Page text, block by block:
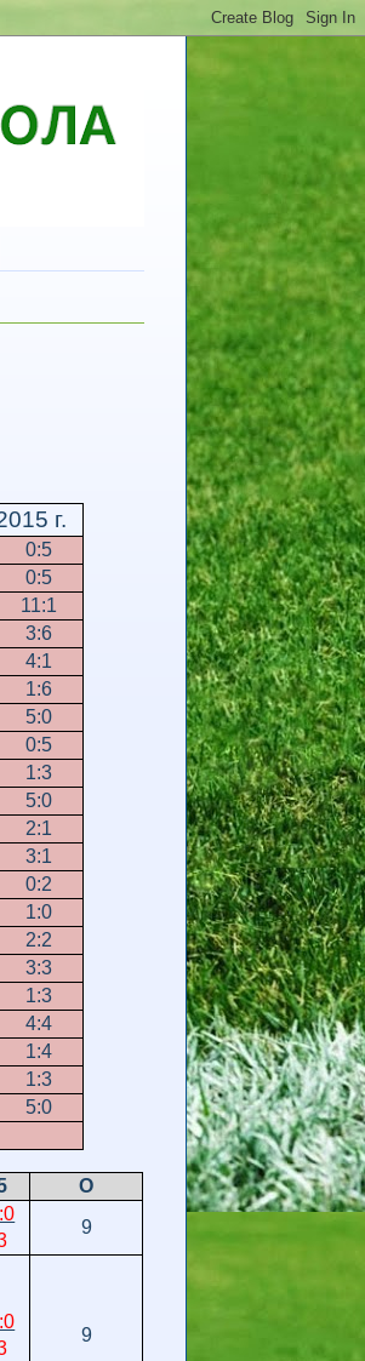
г.
0:5
0:5
11:1
3:6
4:1
1:6
5:0
0:5
1:3
5:0
2:1
3:1
0:2
1:0
2:2
3:3
1:3
4:4
1:4
1:3
5:0
О
9
9